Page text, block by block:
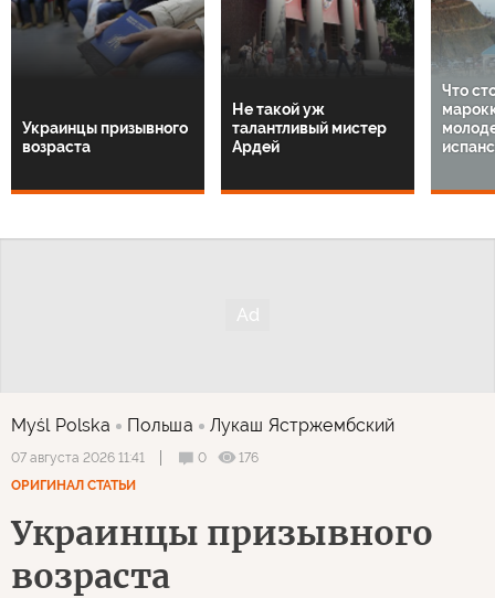
Украинцы призывного
возраста
Не такой уж
талантливый мистер
Ардей
Что
Myśl Polska Польша Лукаш Ястржембский
07 августа 2026 11:41 0
176
ОРИГИНАЛ СТАТЬИ
Украинцы призывного
возраста